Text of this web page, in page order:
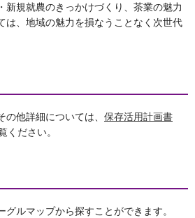
新規就農のきっかけづくり、茶業の魅力
は、地域の魅力を損なうことなく次世代
他詳細については、 保存活用計画書
ください。
グルマップから探すことができます。